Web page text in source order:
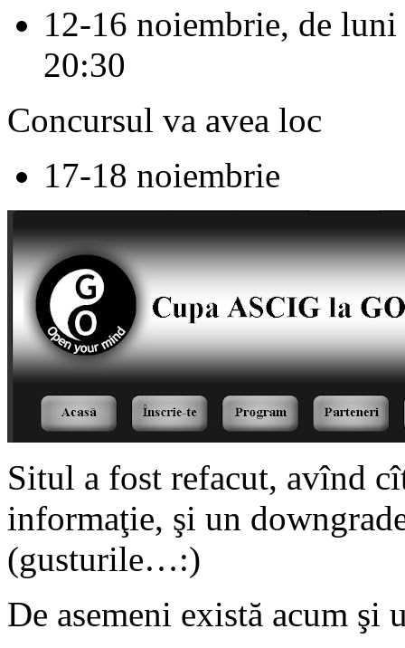
12-16 noiembrie, de
20:30
Concursul va avea loc
17-18 noiembrie
Situl a fost refacut, avînd
informaţie, şi un
(gusturile…:)
De asemeni există acum şi